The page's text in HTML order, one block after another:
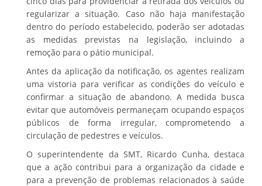
regularizar a situação. Caso não haja manifestação
dentro do período estabelecido, poderão ser adotadas
as medidas previstas na legislação, incluindo a
remoção para o pátio municipal.
Antes da aplicação da notificação, os agentes realizam
uma vistoria para verificar as condições do veículo e
confirmar a situação de abandono. A medida busca
evitar que automóveis permaneçam ocupando espaços
públicos de forma irregular, comprometendo a
circulação de pedestres e veículos.
O superintendente da SMT, Ricardo Cunha, destaca
que a ação contribui para a organização da cidade e
para a prevenção de problemas relacionados à saúde